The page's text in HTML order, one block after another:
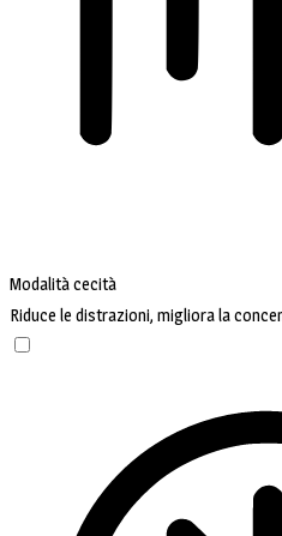
Modalità cecità
Riduce le distrazioni, migliora la